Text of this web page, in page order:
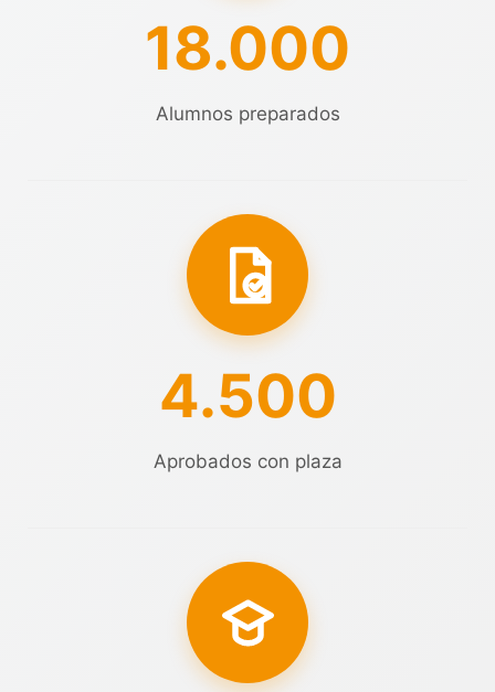
18.000
Alumnos preparados
4.500
Aprobados con plaza